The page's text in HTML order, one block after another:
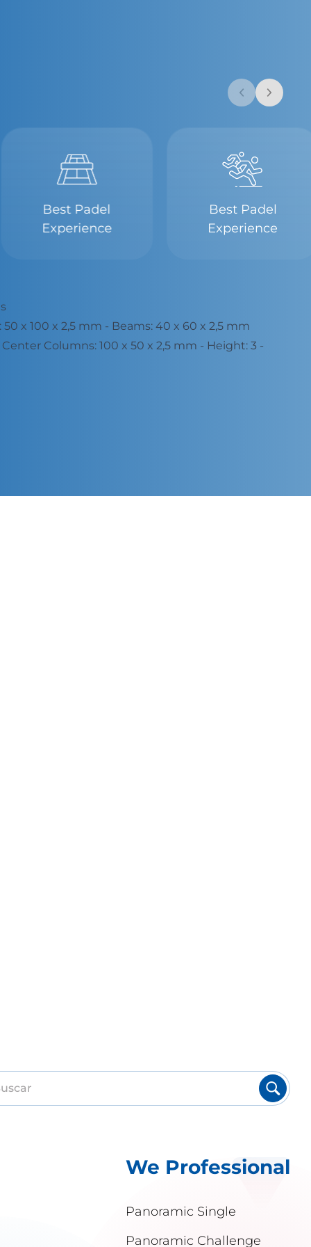
Best Padel
Experience
Best Padel
Experience
x 100 x 2,5 mm - Beams: 40 x 60 x 2,5 mm
Columns: 100 x 50 x 2,5 mm - Height: 3 -
We Professional
Panoramic Single
Panoramic Challenge